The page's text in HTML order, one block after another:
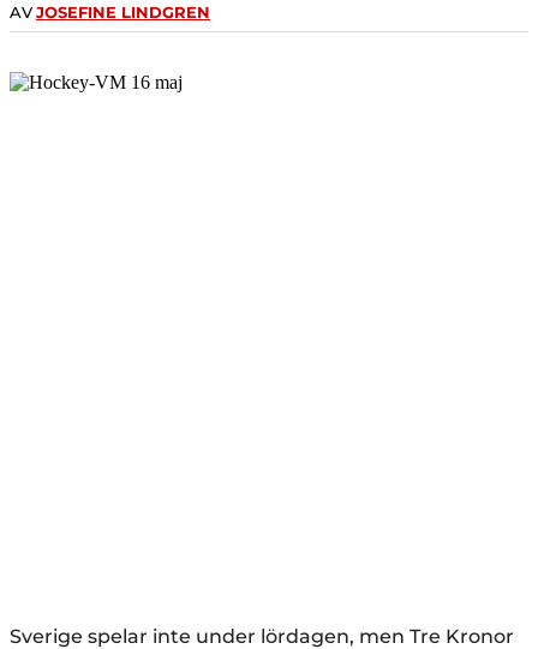
AVJOSEFINE LINDGREN
Sverige spelar inte under lördagen, men Tre Kronor